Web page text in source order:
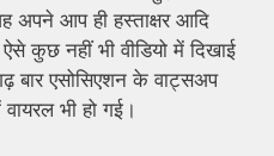
अपने आप ही हस्ताक्षर आदि
कुछ नहीं भी वीडियो में दिखाई
बार एसोसिएशन के वाट्सअप
भी हो गई।